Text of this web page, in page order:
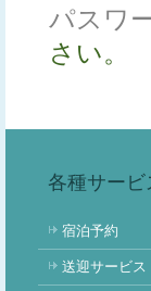
パスワ
さい。
各種サービ
宿泊予約
送迎サービス